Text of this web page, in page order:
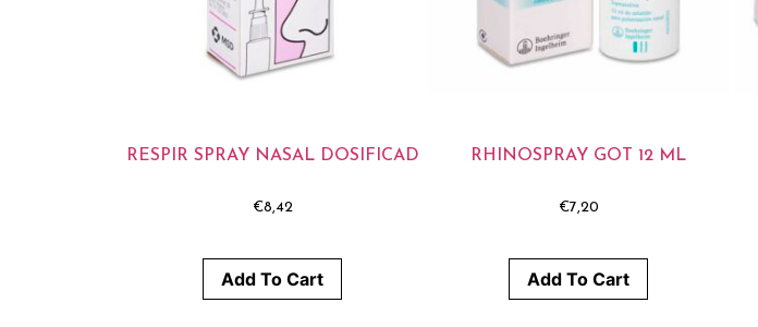
RESPIR SPRAY NASAL DOSIFICAD
€8,42
Add To Cart
RHINOSPRAY GOT 12 ML
€7,20
Add To Cart